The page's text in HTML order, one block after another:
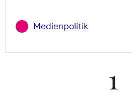
Medienpolitik
1